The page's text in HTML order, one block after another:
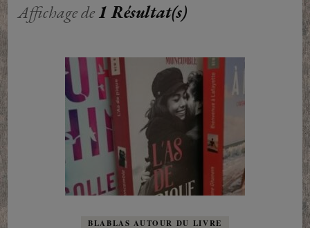
Affichage de1 Résultat(s)
BLABLAS AUTOUR DU LIVRE